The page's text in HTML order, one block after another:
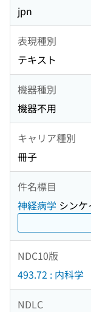
jpn
表現種別
テキスト
機器種別
機器不用
キャリア種別
冊子
件名標目
神経病学 シンケ
NDC10版
493.72 : 内科学
NDLC